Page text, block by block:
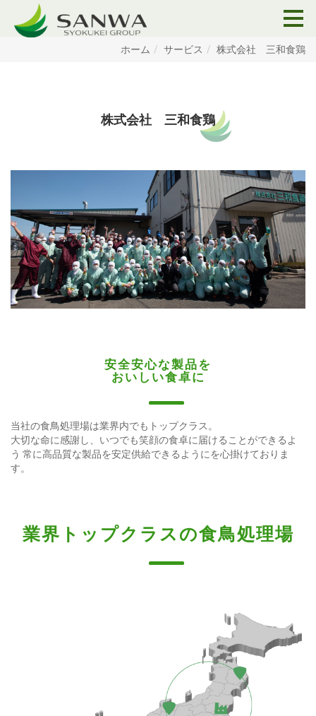
ホーム サービス 株式会社 三和食鶏
株式会社 三和食鶏
安全安心な製品を
おいしい食卓に
当社の食鳥処理場は業界内でもトップクラス。
大切な命に感謝し、いつでも笑顔の食卓に届けることができるよ
う 常に高品質な製品を安定供給できるようにを心掛けておりま
す。
業界トップクラスの食鳥処理場